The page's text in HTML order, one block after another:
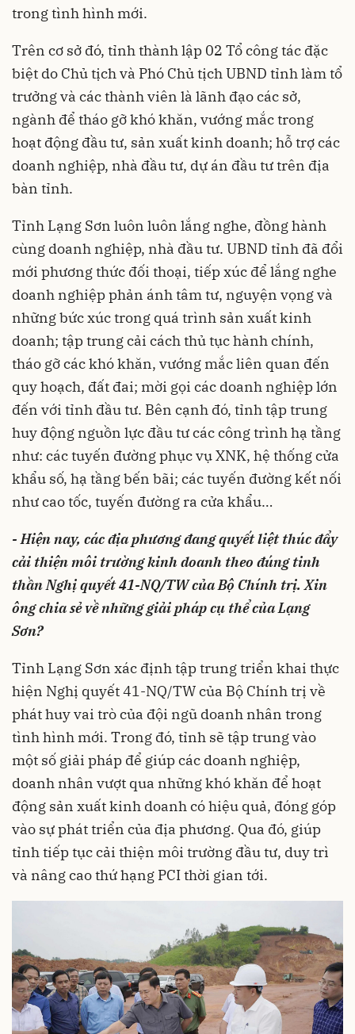
trong tình hình mới.
Trên cơ sở đó, tỉnh thành lập 02 Tổ công tác đặc
biệt do Chủ tịch và Phó Chủ tịch UBND tỉnh làm tổ
trưởng và các thành viên là lãnh đạo các sở,
ngành để tháo gỡ khó khăn, vướng mắc trong
hoạt động đầu tư, sản xuất kinh doanh; hỗ trợ các
doanh nghiệp, nhà đầu tư, dự án đầu tư trên địa
bàn tỉnh.
Tỉnh Lạng Sơn luôn luôn lắng nghe, đồng hành
cùng doanh nghiệp, nhà đầu tư. UBND tỉnh đã đổi
mới phương thức đối thoại, tiếp xúc để lắng nghe
doanh nghiệp phản ánh tâm tư, nguyện vọng và
những bức xúc trong quá trình sản xuất kinh
doanh; tập trung cải cách thủ tục hành chính,
tháo gỡ các khó khăn, vướng mắc liên quan đến
quy hoạch, đất đai; mời gọi các doanh nghiệp lớn
đến với tỉnh đầu tư. Bên cạnh đó, tỉnh tập trung
huy động nguồn lực đầu tư các công trình hạ tầng
như: các tuyến đường phục vụ XNK, hệ thống cửa
khẩu số, hạ tầng bến bãi; các tuyến đường kết nối
như cao tốc, tuyến đường ra cửa khẩu…
- Hiện nay, các địa phương đang quyết liệt thúc đẩy
cải thiện môi trường kinh doanh theo đúng tinh
thần Nghị quyết 41-NQ/TW của Bộ Chính trị. Xin
ông chia sẻ về những giải pháp cụ thể của Lạng
Sơn?
Tỉnh Lạng Sơn xác định tập trung triển khai thực
hiện Nghị quyết 41-NQ/TW của Bộ Chính trị về
phát huy vai trò của đội ngũ doanh nhân trong
tình hình mới. Trong đó, tỉnh sẽ tập trung vào
một số giải pháp để giúp các doanh nghiệp,
doanh nhân vượt qua những khó khăn để hoạt
động sản xuất kinh doanh có hiệu quả, đóng góp
vào sự phát triển của địa phương. Qua đó, giúp
tỉnh tiếp tục cải thiện môi trường đầu tư, duy trì
và nâng cao thứ hạng PCI thời gian tới.